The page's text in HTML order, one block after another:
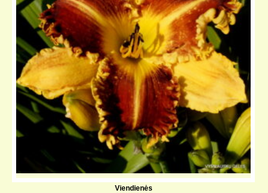
Viendienės